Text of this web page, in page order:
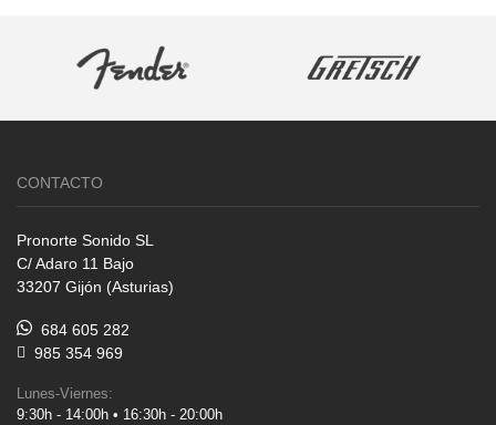
CONTACTO
Pronorte Sonido SL
C/ Adaro 11 Bajo
33207 Gijón (Asturias)
684 605 282
985 354 969
Lunes-Viernes:
9:30h - 14:00h • 16:30h - 20:00h